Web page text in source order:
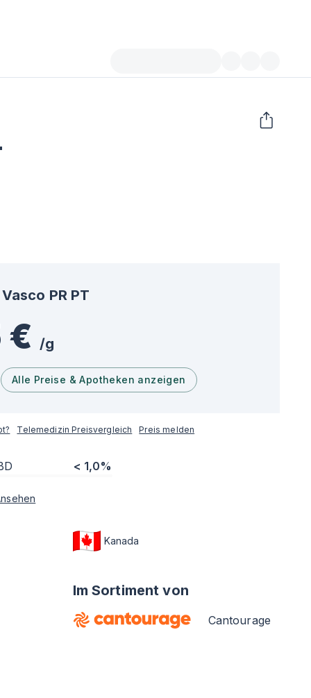
Vasco PR PT
€ /g
Alle Preise & Apotheken anzeigen
Telemedizin Preisvergleich Preis melden
< 1,0%
Kanada
Im Sortiment von
Cantourage